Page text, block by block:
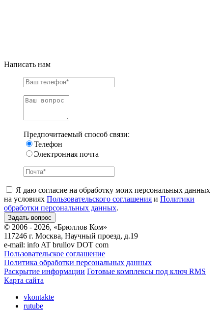
Написать нам
Предпочитаемый способ связи:
Телефон
Электронная почта
Я даю согласие на обработку моих персональных данных
на условиях Пользовательского соглашения и Политики
обработки персональных данных.
© 2006 - 2026, «Брюллов Ком»
117246 г. Москва, Научный проезд, д.19
e-mail: info AT brullov DOT com
Пользовательское соглашение
Политика обработки персональных данных
Раскрытие информации Готовые комплексы под ключ RMS
Карта сайта
vkontakte
rutube